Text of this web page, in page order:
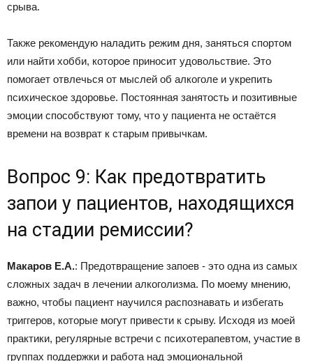
срыва.
Также рекомендую наладить режим дня, заняться спортом
или найти хобби, которое приносит удовольствие. Это
помогает отвлечься от мыслей об алкоголе и укрепить
психическое здоровье. Постоянная занятость и позитивные
эмоции способствуют тому, что у пациента не остаётся
времени на возврат к старым привычкам.
Вопрос 9: Как предотвратить
запои у пациентов, находящихся
на стадии ремиссии?
Макаров Е.А.: Предотвращение запоев - это одна из самых
сложных задач в лечении алкоголизма. По моему мнению,
важно, чтобы пациент научился распознавать и избегать
триггеров, которые могут привести к срыву. Исходя из моей
практики, регулярные встречи с психотерапевтом, участие в
группах поддержки и работа над эмоциональной